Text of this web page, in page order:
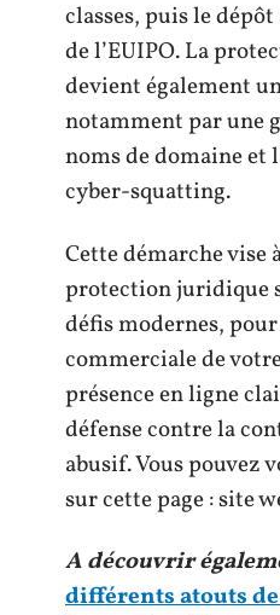
classes, puis le
de l’EUIPO. La
devient également
notamment par une
noms de domaine et
cyber-squatting.
Cette démarche vise
protection juridique
défis modernes,
commerciale de
présence en ligne
défense contre la
abusif. Vous pouvez
sur cette page : site
A découvrir
différents atouts